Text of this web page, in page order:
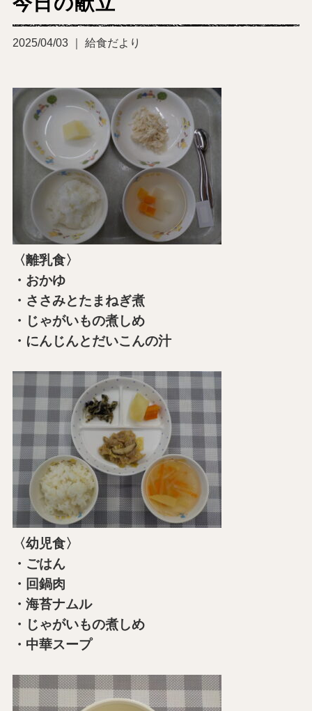
2025/04/03 ｜ 給食だより
〈離乳食〉
・おかゆ
・ささみとたまねぎ煮
・じゃがいもの煮しめ
・にんじんとだいこんの汁
〈幼児食〉
・ごはん
・回鍋肉
・海苔ナムル
・じゃがいもの煮しめ
・中華スープ